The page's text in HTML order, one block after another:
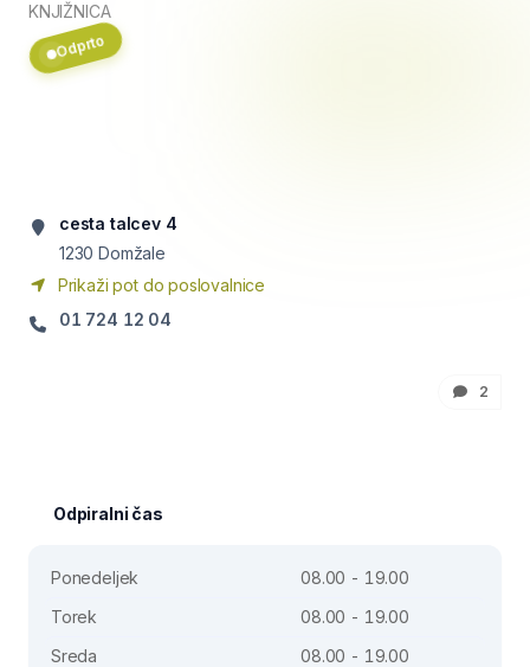
KNJIŽNICA
Odprto
cesta talcev 4
1230 Domžale
Prikaži pot do poslovalnice
01 724 12 04
2
Odpiralni čas
Ponedeljek
08.00 - 19.00
Torek
08.00 - 19.00
Sreda
08.00 - 19.00